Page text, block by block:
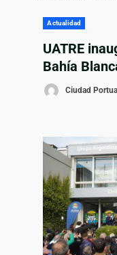
Actualidad
UATRE
Bahía
Ciudad